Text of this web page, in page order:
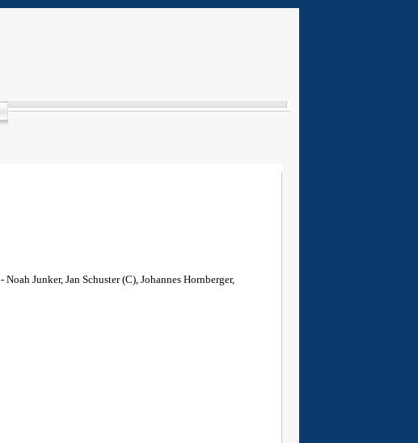
- Noah Junker, Jan Schuster (C), Johannes Hornberger,